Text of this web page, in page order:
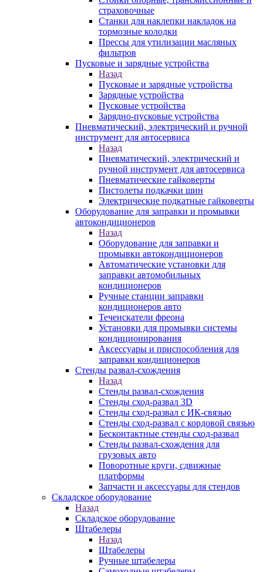
страховочные
Станки для наклепки накладок на
тормозные колодки
Прессы для утилизации масляных
фильтров
Пусковые и зарядные устройства
Назад
Пусковые и зарядные устройства
Зарядные устройства
Пусковые устройства
Зарядно-пусковые устройства
Пневматический, электрический и ручной
инструмент для автосервиса
Назад
Пневматический, электрический и
ручной инструмент для автосервиса
Пневматические гайковерты
Пистолеты подкачки шин
Электрические подкатные гайковерты
Оборудование для заправки и промывки
автокондиционеров
Назад
Оборудование для заправки и
промывки автокондиционеров
Автоматические установки для
заправки автомобильных
кондиционеров
Ручные станции заправки
кондиционеров авто
Течеискатели фреона
Установки для промывки системы
кондиционирования
Аксессуары и приспособления для
заправки кондиционеров
Стенды развал-схождения
Назад
Стенды развал-схождения
Стенды сход-развал 3D
Стенды сход-развал с ИК-связью
Стенды сход-развал с кордовой связью
Бесконтактные стенды сход-развал
Стенды развал-схождения для
грузовых авто
Поворотные круги, сдвижные
платформы
Запчасти и аксессуары для стендов
Складское оборудование
Назад
Складское оборудование
Штабелеры
Назад
Штабелеры
Ручные штабелеры